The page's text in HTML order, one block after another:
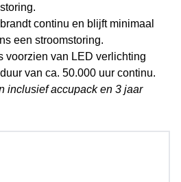
continu en blijft minimaal
een stroomstoring.
voorzien van LED verlichting
van ca. 50.000 uur continu.
inclusief accupack en 3 jaar